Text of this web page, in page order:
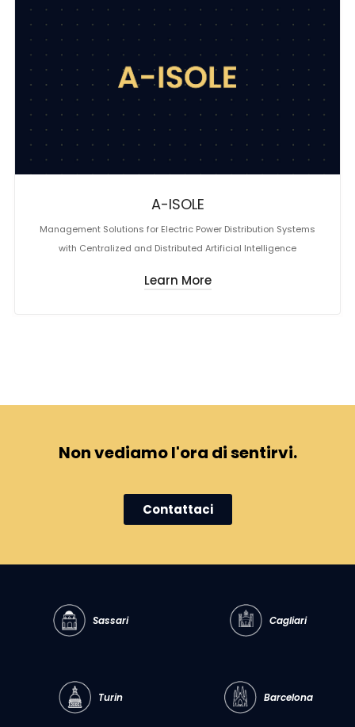
A-ISOLE
Management Solutions for Electric Power Distribution Systems
with Centralized and Distributed Artificial Intelligence
Learn More
Non vediamo l'ora di sentirvi.
Contattaci
Sassari Cagliari
Turin Barcelona